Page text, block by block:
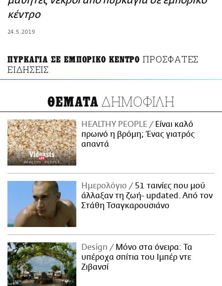
ΑΜΠΑ
κέντρο
24.5.2019
ΠΥΡΚΑΓΙΑ ΣΕ ΕΜΠΟΡΙΚΟ ΚΕΝΤΡΟ ΠΡΟΣΦΑΤΕΣ
ΕΙΔΗΣΕΙΣ
ΘΕΜΑΤΑ ΔΗΜΟΦΙΛΗ
HEALTHY PEOPLE
Είναι καλό
πρωινό η βρόμη; Ένας γιατρός
απαντά
Ημερολόγιο
51 ταινίες που μού
άλλαξαν τη ζωή- updated. Aπό τον
Στάθη Τσαγκαρουσιάνο
Design
Μόνο στα όνειρα: Τα
υπέροχα σπίτια του Ιμπέρ ντε
Ζιβανσί